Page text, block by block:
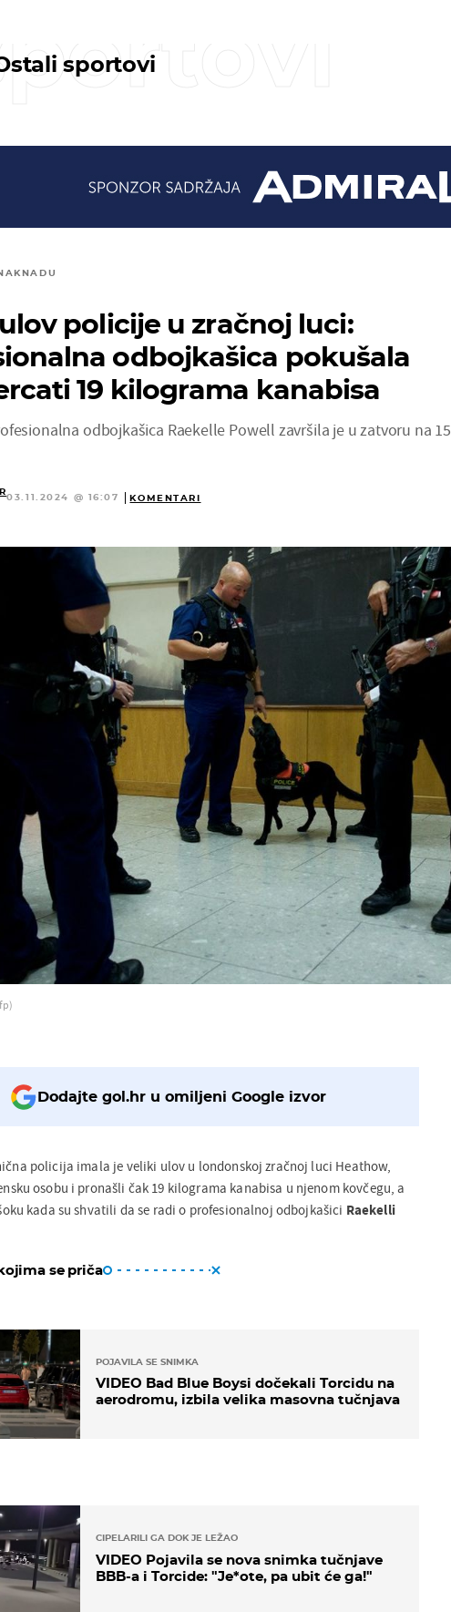
sportovi
policije u zračnoj luci:
odbojkašica pokušala
19 kilograma kanabisa
odbojkašica Raekelle Powell završila je u zatvoru na 15
03.11.2024 @ 16:07 KOMENTARI
Dodajte gol.hr u omiljeni Google izvor
policija imala je veliki ulov u londonskoj zračnoj luci Heathow,
osobu i pronašli čak 19 kilograma kanabisa u njenom kovčegu, a
kada su shvatili da se radi o profesionalnoj odbojkašici Raekelli
se priča
POJAVILA SE SNIMKA
VIDEO Bad Blue Boysi dočekali Torcidu na
aerodromu, izbila velika masovna tučnjava
CIPELARILI GA DOK JE LEŽAO
VIDEO Pojavila se nova snimka tučnjave
BBB-a i Torcide: "Je*ote, pa ubit će ga!"